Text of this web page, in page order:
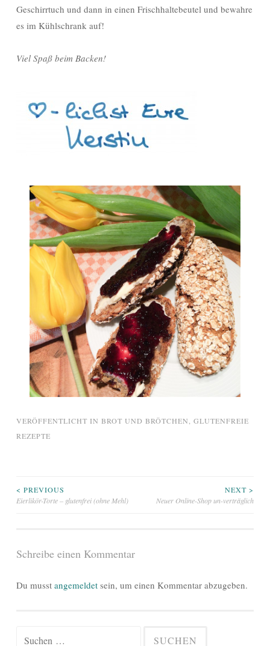
Geschirrtuch und dann in einen Frischhaltebeutel und bewahre
es im Kühlschrank auf!
Viel Spaß beim Backen!
VERÖFFENTLICHT IN BROT UND BRÖTCHEN, GLUTENFREIE
REZEPTE
Beitragsnavigation
< PREVIOUS
Eierlikör-Torte – glutenfrei (ohne Mehl)
NEXT >
Neuer Online-Shop un-verträglich
Schreibe einen Kommentar
Du musst angemeldet sein, um einen Kommentar abzugeben.
Suchen